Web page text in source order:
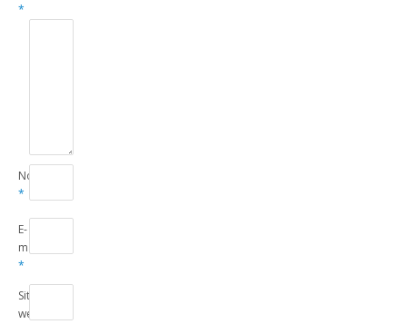
*
Nom
*
E-
mail
*
Site
web